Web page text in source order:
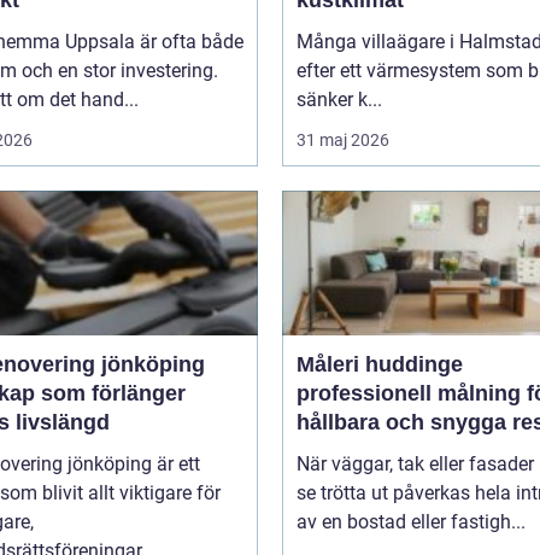
Uppsala är ofta både
och en stor investering.
om det hand...
Många villaägare i
efter ett värmesystem som
sänker k...
31 maj 2026
jönköping
som förlänger
livslängd
jönköping är ett
blivit allt viktigare för
Måleri huddinge
professionell målning
hållbara och snygga
När väggar, tak eller fasader
se trötta ut påverkas hela
av en bostad eller fastigh...